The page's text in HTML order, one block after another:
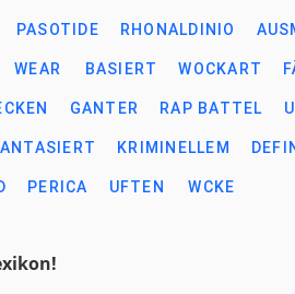
PASOTIDE RHONALDINIO
WEAR BASIERT WOCKART
GANTER RAP BATTEL
KRIMINELLEM
PERICA UFTEN WCKE